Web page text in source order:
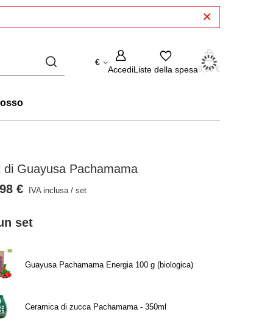
€
AccediListe della spesa0,00 €
di Guayusa Pachamama
set
Guayusa Pachamama Energia 100 g (biologica)
Ceramica di zucca Pachamama - 350ml
€ IVA inclusa/set